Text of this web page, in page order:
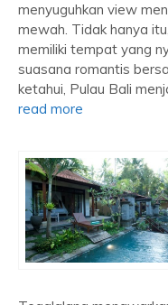
menyuguhkan view
mewah. Tidak hanya
memiliki tempat yang
suasana romantis
ketahui, Pulau Bali
read more